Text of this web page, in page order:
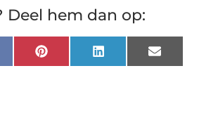
Deel hem dan op:
PinterestLinkedInEmail